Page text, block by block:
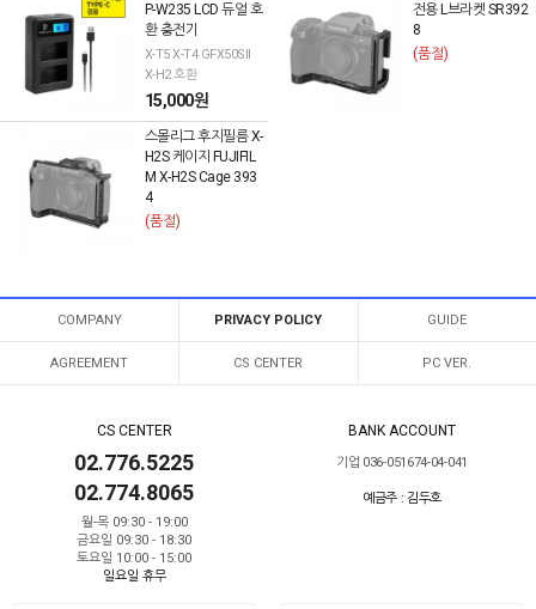
P-W235 LCD 듀얼 호
환 충전기
X-T5 X-T4 GFX50SII
X-H2 호환
15,000원
전용 L브라켓 SR392
8
(품절)
스몰리그 후지필름 X-
H2S 케이지 FUJIFIL
M X-H2S Cage 393
4
(품절)
COMPANY PRIVACY POLICY GUIDE
AGREEMENT CS CENTER PC VER.
CS CENTER
02.776.5225
02.774.8065
월-목 09:30 - 19:00
금요일 09:30 - 18:30
토요일 10:00 - 15:00
일요일 휴무
BANK ACCOUNT
기업 036-051674-04-041
예금주 : 김두호